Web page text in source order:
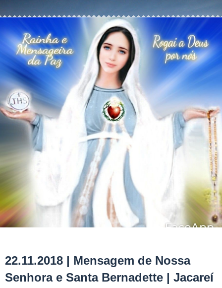
22.11.2018 | Mensagem de Nossa
Senhora e Santa Bernadette | Jacareí